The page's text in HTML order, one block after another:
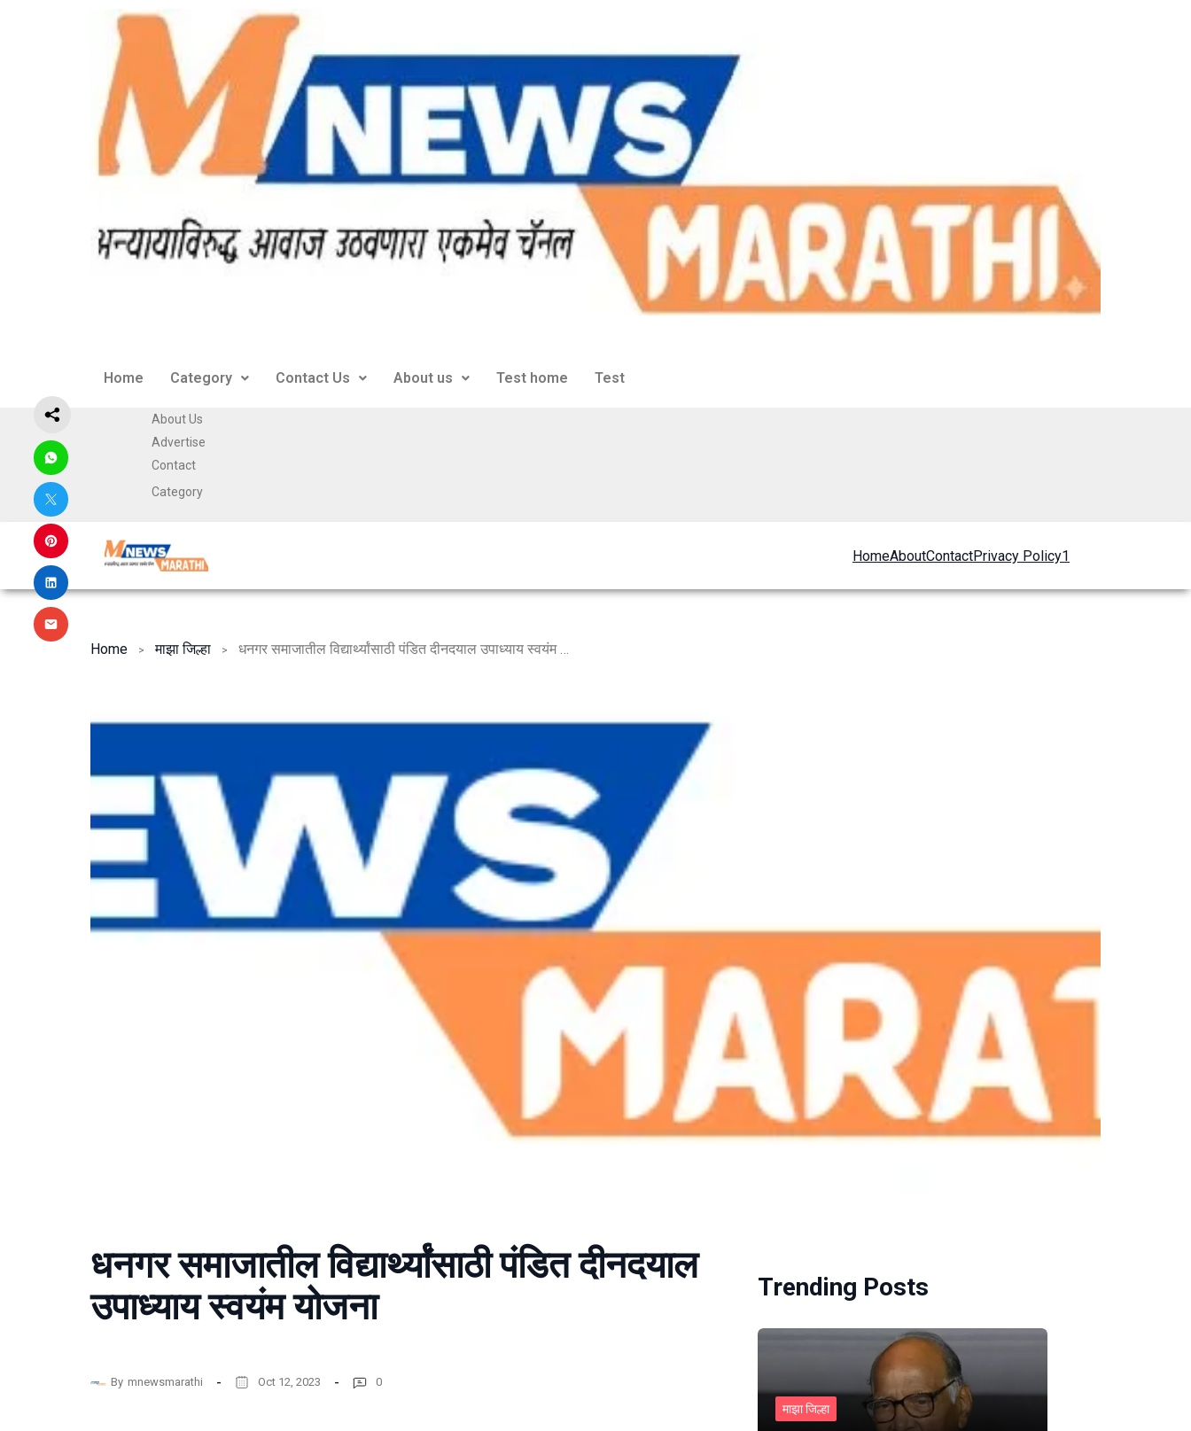
Home Category Contact Us About us Test home Test
About Us
Advertise
Contact
Category
HomeAboutContactPrivacy Policy1
Home माझा जिल्हा धनगर समाजातील विद्यार्थ्यांसाठी पंडित दीनदयाल उपाध्याय स्वयंम योजना
धनगर समाजातील विद्यार्थ्यांसाठी पंडित दीनदयाल
उपाध्याय स्वयंम योजना
By mnewsmarathi Oct 12, 2023 0
Trending Posts
माझा जिल्हा